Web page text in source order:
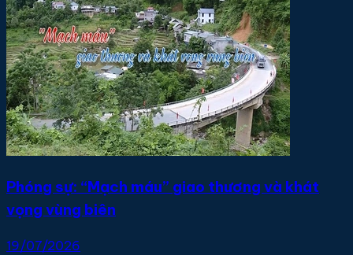
Phóng sự: “Mạch máu” giao thương và khát
vọng vùng biên
19/07/2026